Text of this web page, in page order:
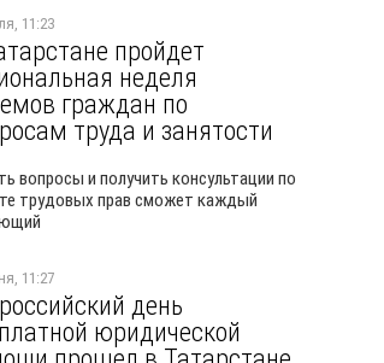
11:23
пройдет
неделя
граждан по
труда и занятости
вопросы и получить консультации по
трудовых прав сможет каждый
11:27
день
юридической